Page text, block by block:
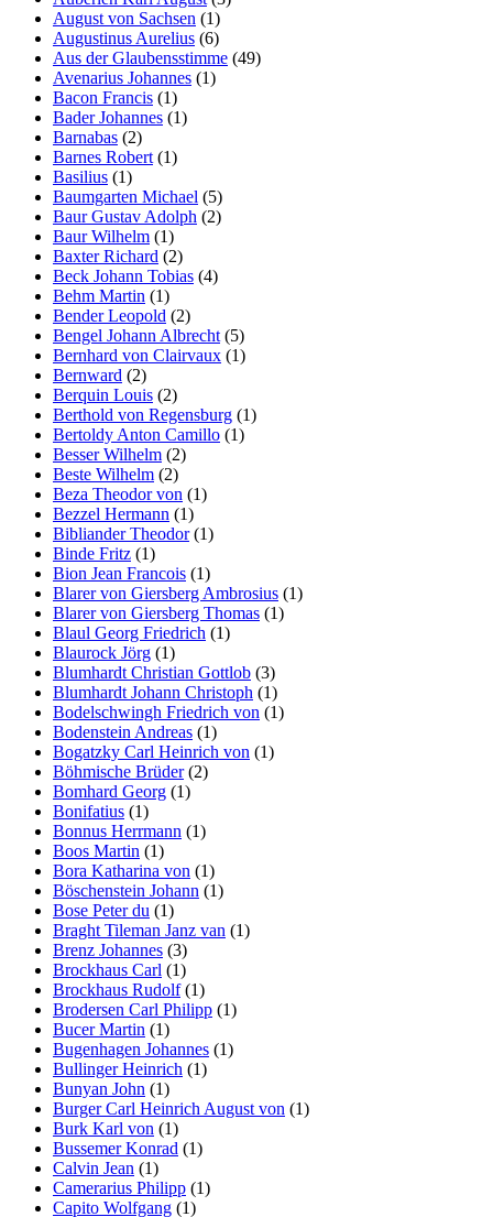
August von Sachsen (1)
Augustinus Aurelius (6)
Aus der Glaubensstimme (49)
Avenarius Johannes (1)
Bacon Francis (1)
Bader Johannes (1)
Barnabas (2)
Barnes Robert (1)
Basilius (1)
Baumgarten Michael (5)
Baur Gustav Adolph (2)
Baur Wilhelm (1)
Baxter Richard (2)
Beck Johann Tobias (4)
Behm Martin (1)
Bender Leopold (2)
Bengel Johann Albrecht (5)
Bernhard von Clairvaux (1)
Bernward (2)
Berquin Louis (2)
Berthold von Regensburg (1)
Bertoldy Anton Camillo (1)
Besser Wilhelm (2)
Beste Wilhelm (2)
Beza Theodor von (1)
Bezzel Hermann (1)
Bibliander Theodor(1)
Binde Fritz (1)
Bion Jean Francois (1)
Blarer von Giersberg Ambrosius (1)
Blarer von Giersberg Thomas (1)
Blaul Georg Friedrich (1)
Blaurock Jörg (1)
Blumhardt Christian Gottlob (3)
Blumhardt Johann Christoph (1)
Bodelschwingh Friedrich von (1)
Bodenstein Andreas (1)
Bogatzky Carl Heinrich von (1)
Böhmische Brüder(2)
Bomhard Georg (1)
Bonifatius (1)
Bonnus Herrmann (1)
Boos Martin (1)
Bora Katharina von (1)
Böschenstein Johann (1)
Bose Peter du (1)
Braght Tileman Janz van (1)
Brenz Johannes (3)
Brockhaus Carl (1)
Brockhaus Rudolf(1)
Brodersen Carl Philipp (1)
Bucer Martin (1)
Bugenhagen Johannes (1)
Bullinger Heinrich (1)
Bunyan John (1)
Burger Carl Heinrich August von (1)
Burk Karl von (1)
Bussemer Konrad (1)
Calvin Jean (1)
Camerarius Philipp (1)
Capito Wolfgang (1)